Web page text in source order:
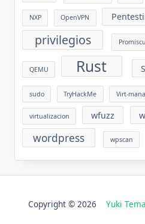
NXP OpenVPN
privilegios
QEMU Rust
sudo TryHackMe Virt-
virtualizacion wfuzz
wordpress wpscan
Copyright © 2026 Yuki Tema